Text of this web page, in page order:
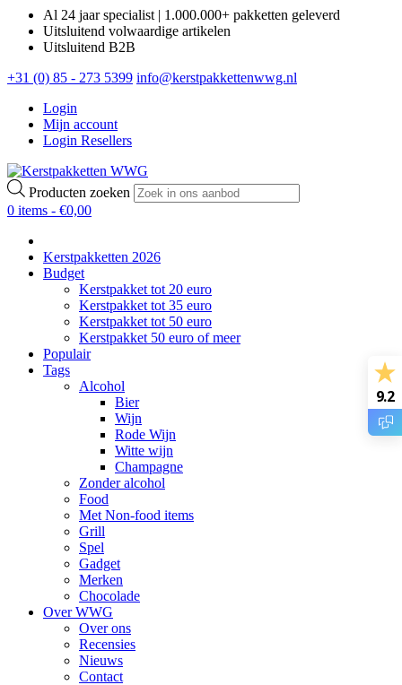
Al 24 jaar specialist | 1.000.000+ pakketten geleverd
Uitsluitend volwaardige artikelen
Uitsluitend B2B
+31 (0) 85 - 273 5399 info@kerstpakkettenwwg.nl
Login
Mijn account
Login Resellers
Producten zoeken
0 items - €0,00
Kerstpakketten 2026
Budget
Kerstpakket tot 20 euro
Kerstpakket tot 35 euro
Kerstpakket tot 50 euro
Kerstpakket 50 euro of meer
Populair
Tags
Alcohol
Bier
Wijn
Rode Wijn
Witte wijn
Champagne
Zonder alcohol
Food
Met Non-food items
Grill
Spel
Gadget
Merken
Chocolade
Over WWG
Over ons
Recensies
Nieuws
Contact
9.2